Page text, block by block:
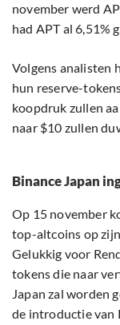
november werd
had APT al 6,51%
Volgens analisten
hun reserve-
koopdruk zullen
naar $10 zullen
Binance Japan
Op 15 november
top-altcoins op
Gelukkig voor
tokens die naar
Japan zal worden
de introductie van